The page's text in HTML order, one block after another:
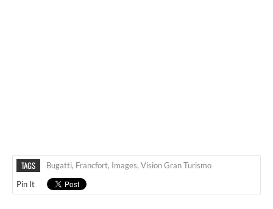
TAGS Bugatti, Francfort, Images, Vision Gran Turismo
Pin It